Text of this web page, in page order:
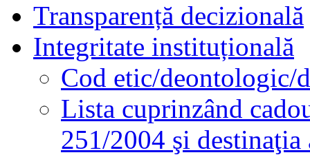
Transparență decizională
Integritate instituțională
Cod etic/deontologic/
Lista cuprinzând
251/2004 şi destinaţia